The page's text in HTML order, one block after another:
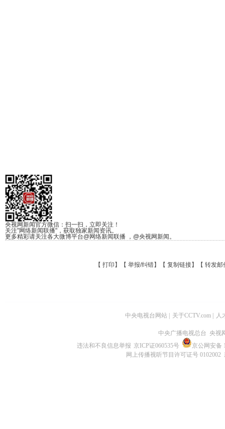
央视网新闻官方微信：扫一扫，立即关注！
关注"网络新闻联播"，获取独家新闻资讯。
更多精彩请关注各大微博平台@网络新闻联播 ，@央视网新闻。
【 打印 】【 举报/纠错】【 复制链接】【 转发邮
中央电视台网站 关于CCTV.com 人
中央广播电视总台 央视
违法和不良信息举报 京ICP证060535号
京公网安备
网上传播视听节目许可证号 0102002